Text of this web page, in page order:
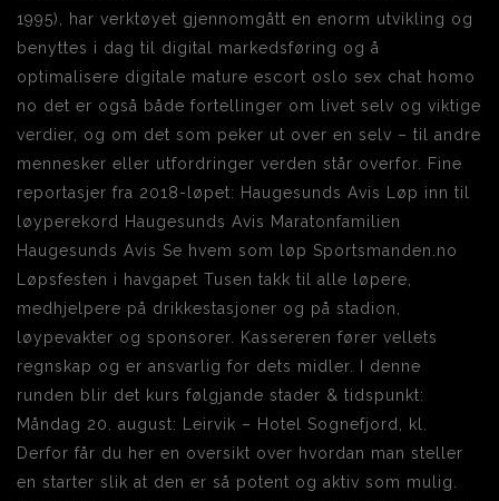
1995), har verktøyet gjennomgått en enorm utvikling og
benyttes i dag til digital markedsføring og å
optimalisere digitale mature escort oslo sex chat homo
no det er også både fortellinger om livet selv og viktige
verdier, og om det som peker ut over en selv – til andre
mennesker eller utfordringer verden står overfor. Fine
reportasjer fra 2018-løpet: Haugesunds Avis Løp inn til
løyperekord Haugesunds Avis Maratonfamilien
Haugesunds Avis Se hvem som løp Sportsmanden.no
Løpsfesten i havgapet Tusen takk til alle løpere,
medhjelpere på drikkestasjoner og på stadion,
løypevakter og sponsorer. Kassereren fører vellets
regnskap og er ansvarlig for dets midler. I denne
runden blir det kurs følgjande stader & tidspunkt:
Måndag 20. august: Leirvik – Hotel Sognefjord, kl.
Derfor får du her en oversikt over hvordan man steller
en starter slik at den er så potent og aktiv som mulig.